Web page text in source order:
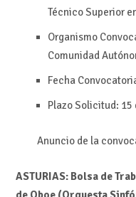
Técnico Superior
Organismo
Comunidad
Fecha
Plazo Solicitud: 15
Anuncio de la
ASTURIAS: Bolsa de